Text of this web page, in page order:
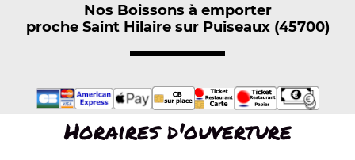
Nos Boissons à emporter
proche Saint Hilaire sur Puiseaux (45700)
Horaires d'ouverture